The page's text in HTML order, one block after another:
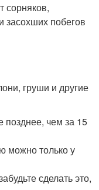
сорняков,
засохших побегов
груши и другие
позднее, чем за 15
можно только у
сделать это,